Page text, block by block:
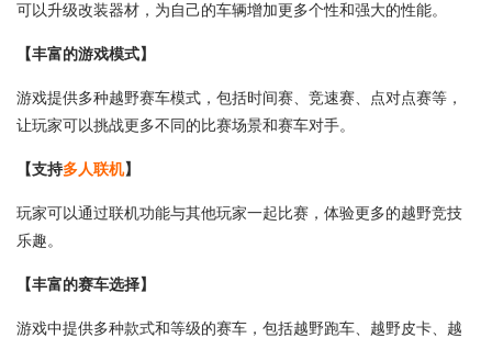
可以升级改装器材，为自己的车辆增加更多个性和强大的性能。
【丰富的游戏模式】
游戏提供多种越野赛车模式，包括时间赛、竞速赛、点对点赛等，
让玩家可以挑战更多不同的比赛场景和赛车对手。
【支持多人联机】
玩家可以通过联机功能与其他玩家一起比赛，体验更多的越野竞技
乐趣。
【丰富的赛车选择】
游戏中提供多种款式和等级的赛车，包括越野跑车、越野皮卡、越